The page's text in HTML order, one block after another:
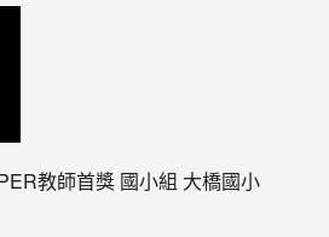
教師首獎 國小組 大橋國小